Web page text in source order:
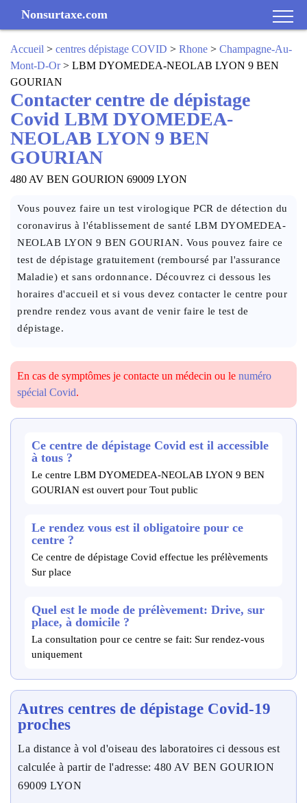
Nonsurtaxe.com
Accueil > centres dépistage COVID > Rhone > Champagne-Au-
Mont-D-Or> LBM DYOMEDEA-NEOLAB LYON 9 BEN
GOURIAN
Contacter centre de dépistage
Covid LBM DYOMEDEA-
NEOLAB LYON 9 BEN
GOURIAN
480 AV BEN GOURION 69009 LYON
Vous pouvez faire un test virologique PCR de détection du
coronavirus à l'établissement de santé LBM DYOMEDEA-
NEOLAB LYON 9 BEN GOURIAN. Vous pouvez faire ce
test de dépistage gratuitement (remboursé par l'assurance
Maladie) et sans ordonnance. Découvrez ci dessous les
horaires d'accueil et si vous devez contacter le centre pour
prendre rendez vous avant de venir faire le test de
dépistage.
En cas de symptômes je contacte un médecin ou le numéro
spécial Covid.
Ce centre de dépistage Covid est il accessible
à tous ?
Le centre LBM DYOMEDEA-NEOLAB LYON 9 BEN
GOURIAN est ouvert pour Tout public
Le rendez vous est il obligatoire pour ce
centre ?
Ce centre de dépistage Covid effectue les prélèvements
Sur place
Quel est le mode de prélèvement: Drive, sur
place, à domicile ?
La consultation pour ce centre se fait: Sur rendez-vous
uniquement
Autres centres de dépistage Covid-19
proches
La distance à vol d'oiseau des laboratoires ci dessous est
calculée à partir de l'adresse: 480 AV BEN GOURION
69009 LYON